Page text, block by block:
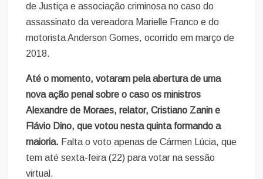
de Justiça e associação criminosa no caso do
assassinato da vereadora Marielle Franco e do
motorista Anderson Gomes, ocorrido em março de
2018.
Até o momento, votaram pela abertura de uma
nova ação penal sobre o caso os ministros
Alexandre de Moraes, relator, Cristiano Zanin e
Flávio Dino, que votou nesta quinta formando a
maioria. Falta o voto apenas de Cármen Lúcia, que
tem até sexta-feira (22) para votar na sessão
virtual.